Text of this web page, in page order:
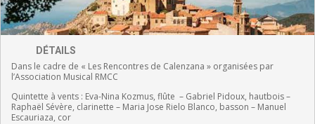
DÉTAILS
Dans le cadre de « Les Rencontres de Calenzana » organisées par
l’Association Musical RMCC
Quintette à vents : Eva-Nina Kozmus, flûte – Gabriel Pidoux, hautbois –
Raphaël Sévère, clarinette – Maria Jose Rielo Blanco, basson – Manuel
Escauriaza, cor